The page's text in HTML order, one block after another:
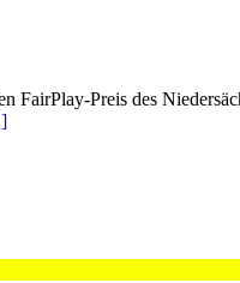
Preis des